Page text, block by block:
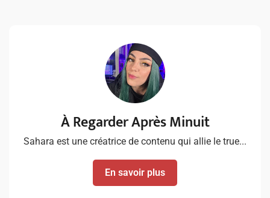
À Regarder Après Minuit
Sahara est une créatrice de contenu qui allie le true...
En savoir plus